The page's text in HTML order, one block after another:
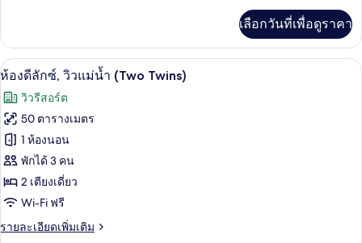
เตียง
เดี่ยว
2
เตียง
(Palm
Court)
เกี่ยว
กับ
ห้อง
ลัก
ซ์,
เตียง
เดี่ยว
2
เตียง
(Palm
Court)
เลือกวันที่เพื่อดูราคา
เปิด
ภาพถ่าย
ทั้งหมด
ของ
ห้อง
ดี
ลัก
ซ์,
5
ห้องดีลักซ์, วิวแม่น้ำ (Two Twins)
วิวรีสอร์ต
50 ตารางเมตร
1 ห้องนอน
พักได้ 3 คน
2 เตียงเดี่ยว
Wi-Fi ฟรี
รายละเอียดเพิ่มเติม
ราย